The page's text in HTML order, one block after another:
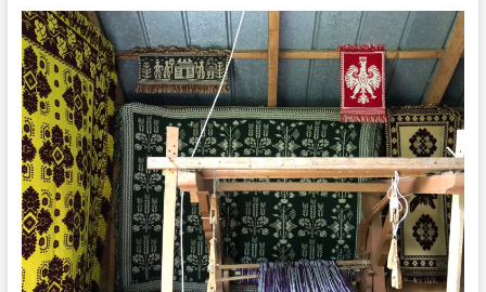
ン
ド
手
仕
事
の
旅〜
Vol.14
名
残
惜
し
い
ル